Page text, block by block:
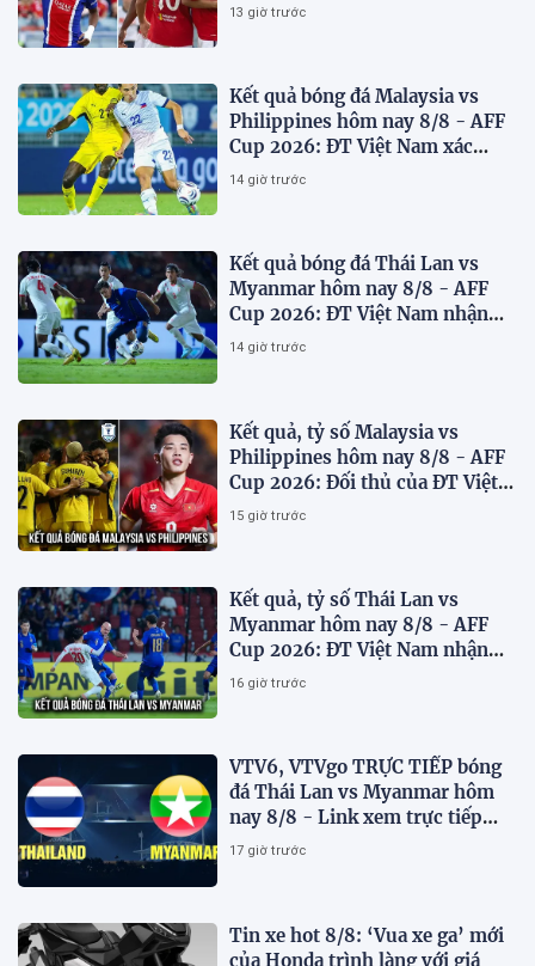
13 giờ trước
Kết quả bóng đá Malaysia vs
Philippines hôm nay 8/8 - AFF
Cup 2026: ĐT Việt Nam xác
định đối thủ
14 giờ trước
Kết quả bóng đá Thái Lan vs
Myanmar hôm nay 8/8 - AFF
Cup 2026: ĐT Việt Nam nhận
'chiến thư'
14 giờ trước
Kết quả, tỷ số Malaysia vs
Philippines hôm nay 8/8 - AFF
Cup 2026: Đối thủ của ĐT Việt
Nam lộ diện
15 giờ trước
Kết quả, tỷ số Thái Lan vs
Myanmar hôm nay 8/8 - AFF
Cup 2026: ĐT Việt Nam nhận
tin vui
16 giờ trước
VTV6, VTVgo TRỰC TIẾP bóng
đá Thái Lan vs Myanmar hôm
nay 8/8 - Link xem trực tiếp
AFF Cup 2026 mới nhất
17 giờ trước
Tin xe hot 8/8: ‘Vua xe ga’ mới
của Honda trình làng với giá